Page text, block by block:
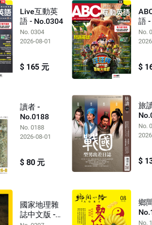
Live互動英
語 - No.0304
No. 0304
2026-08-01
$ 165 元
語
No.
$
讀者 -
No.0188
No. 0188
2026-08-01
$ 80 元
旅
No.
$
國家地理雜
誌中文版 -
鄉
No.